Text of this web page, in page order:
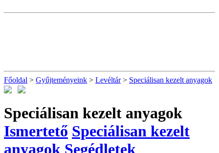
Főoldal > Gyűjteményeink > Levéltár> Speciálisan kezelt anyagok
Speciálisan kezelt anyagok
Ismertető Speciálisan kezelt
anyagok Segédletek